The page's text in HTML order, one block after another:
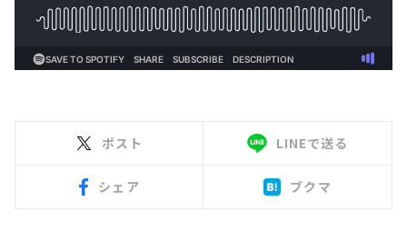
ポスト LINEで送る
シェア ブクマ